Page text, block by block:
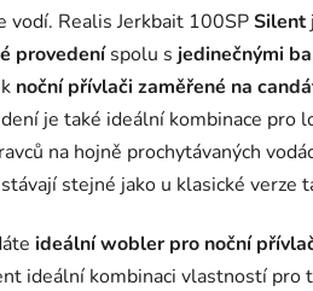
vodí. Realis Jerkbait 100SPSilent
provedení spolu s jedinečnými
noční přívlači zaměřené na
je také ideální kombinace pro
na hojně prochytávaných
stejné jako u klasické verze
ideální wobler pro noční
ideální kombinaci vlastností pro